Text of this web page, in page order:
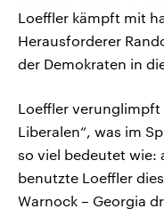
Loeffler kämpft mit
Herausforderer
der Demokraten in
Loeffler verunglimpft
Liberalen“, was im
so viel bedeutet wie:
benutzte Loeffler
Warnock – Georgia